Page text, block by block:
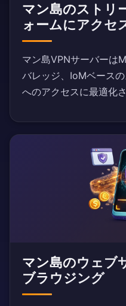
マン島のストリ
ォームにアクセ
マン島VPNサーバーは
バレッジ、IoMベース
へのアクセスに最適化
マン島のウェブ
ブラウジング